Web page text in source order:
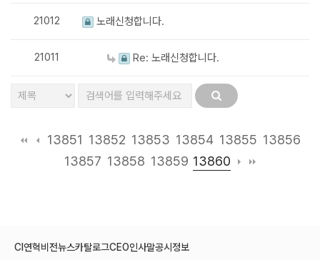
21012 노래신청합니다.
21011 Re: 노래신청합니다.
13851 13852 13853 13854 13855 13856
13857 13858 13859 13860
CI 연혁비전뉴스카탈로그CEO인사말공시정보